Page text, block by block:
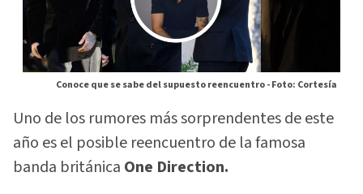
Conoce que se sabe del supuesto reencuentro -Foto: Cortesía
Uno de los rumores más sorprendentes de este
año es el posible reencuentro de la famosa
banda británica One Direction.